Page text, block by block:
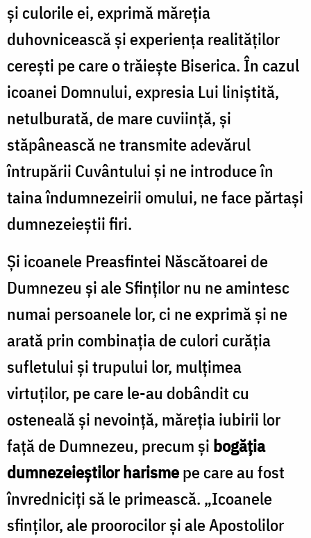
și culorile ei, exprimă măreția
duhovnicească și experiența realităților
cerești pe care o trăiește Biserica. În cazul
icoanei Domnului, expresia Lui liniștită,
netulburată, de mare cuviință, și
stăpânească ne transmite adevărul
întrupării Cuvântului și ne introduce în
taina îndumnezeirii omului, ne face părtași
dumnezeieștii firi.
Și icoanele Preasfintei Născătoarei de
Dumnezeu și ale Sfinților nu ne amintesc
numai persoanele lor, ci ne exprimă și ne
arată prin combinația de culori curăția
sufletului și trupului lor, mulțimea
virtuților, pe care le-au dobândit cu
osteneală și nevoință, măreția iubirii lor
față de Dumnezeu, precum și bogăția
dumnezeieștilor harismepe care au fost
învredniciți să le primească. „Icoanele
sfinților, ale proorocilor și ale Apostolilor